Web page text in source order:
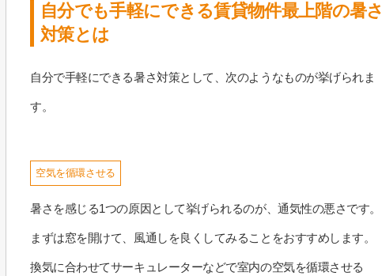
自分でも手軽にできる賃貸物件最上階の暑さ
対策とは
自分で手軽にできる暑さ対策として、次のようなものが挙げられま
す。
空気を循環させる
暑さを感じる1つの原因として挙げられるのが、通気性の悪さです。
まずは窓を開けて、風通しを良くしてみることをおすすめします。
換気に合わせてサーキュレーターなどで室内の空気を循環させる